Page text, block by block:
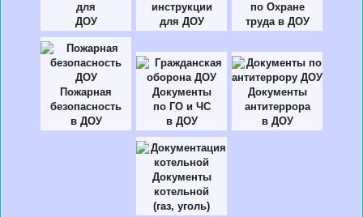
для
ДОУ
инструкции
для ДОУ
по Охране
труда в ДОУ
Пожарная
безопасность
в ДОУ
Документы
по ГО и ЧС
в ДОУ
Документы
антитеррора
в ДОУ
Документы
котельной
(газ, уголь)